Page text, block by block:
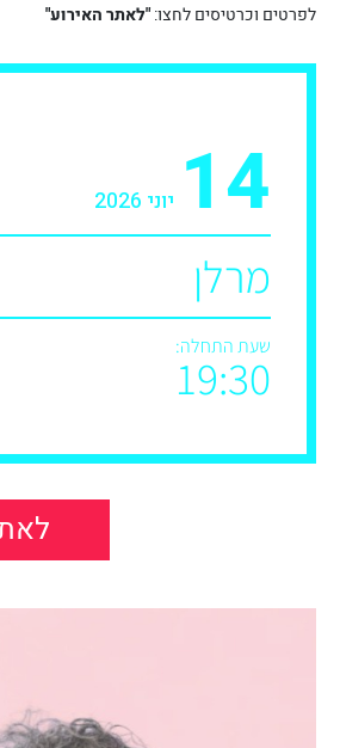
לפרטים וכרטיסים לחצו:"לאתר האירוע"
14 יוני 2026
מרלן
שעת התחלה:
19:30